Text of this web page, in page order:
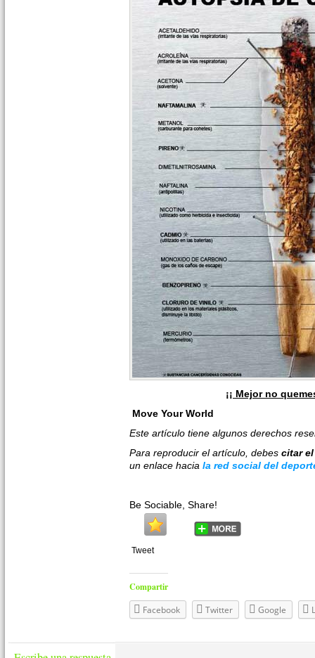
¡¡ Mejor no
Move Your World
Este artículo tiene algunos derechos
Para reproducir el artículo, debes citar
un enlace hacia la red social del
Be Sociable, Share!
Tweet
Compartir
Facebook
Twitter Google